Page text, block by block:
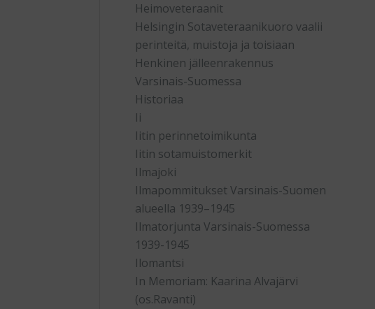
Heimoveteraanit
Helsingin Sotaveteraanikuoro vaalii
perinteitä, muistoja ja toisiaan
Henkinen jälleenrakennus
Varsinais-Suomessa
Historiaa
Ii
Iitin perinnetoimikunta
Iitin sotamuistomerkit
Ilmajoki
Ilmapommitukset Varsinais-Suomen
alueella 1939–1945
Ilmatorjunta Varsinais-Suomessa
1939-1945
Ilomantsi
In Memoriam: Kaarina Alvajärvi
(os.Ravanti)